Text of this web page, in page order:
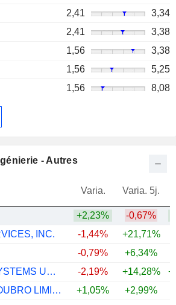
2,41
3,34
2,41
3,38
1,56
3,38
1,56
5,25
1,56 8,08
- Autres
Varia. Varia. 5j.
+2,23% -0,67%
INC.
-1,44% +21,71%
-0,79% +6,34%
COMFORT SYSTEMS USA, INC.
-2,19% +14,28%
LARSEN & TOUBRO LIMITED
+1,05% +2,99%